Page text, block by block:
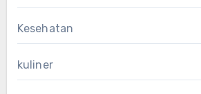
Kesehatan
kuliner